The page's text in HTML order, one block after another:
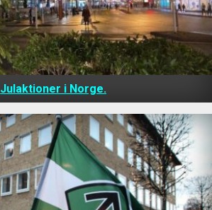
Julaktioner i Norge.